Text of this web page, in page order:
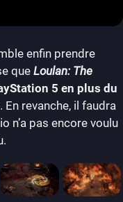
enfin prendre
que Loulan: The
5 en plus du
. En revanche, il faudra
n’a pas encore voulu